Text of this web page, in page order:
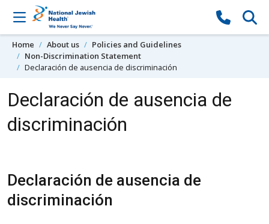
Skip to content
Home About us
Policies and Guidelines
Non-Discrimination Statement
Declaración de ausencia de discriminación
Declaración de ausencia de
discriminación
Declaración de ausencia de
discriminación